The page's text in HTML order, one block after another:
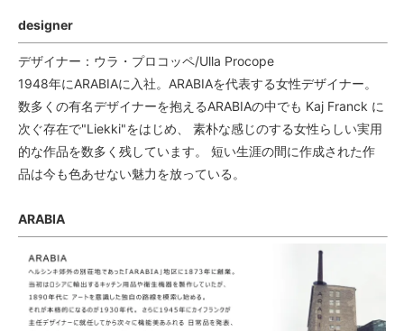
designer
デザイナー：ウラ・プロコッペ/Ulla Procope
1948年にARABIAに入社。ARABIAを代表する女性デザイナー。
数多くの有名デザイナーを抱えるARABIAの中でも Kaj Franck に
次ぐ存在で"Liekki"をはじめ、 素朴な感じのする女性らしい実用
的な作品を数多く残しています。 短い生涯の間に作成された作
品は今も色あせない魅力を放っている。
ARABIA